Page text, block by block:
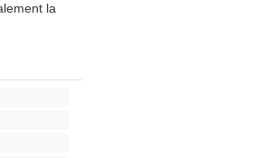
la